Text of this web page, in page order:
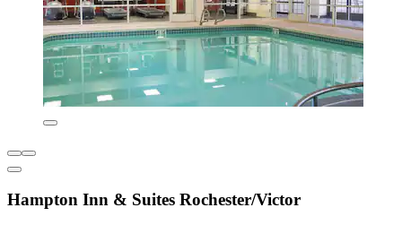
Hampton Inn & Suites Rochester/Victor